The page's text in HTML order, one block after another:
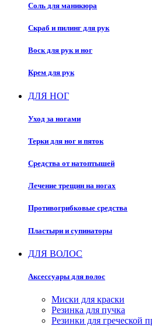
Соль для маникюра
Скраб и пилинг для рук
Воск для рук и ног
Крем для рук
ДЛЯ НОГ
Уход за ногами
Терки для ног и пяток
Средства от натоптышей
Лечение трещин на ногах
Противогрибковые средства
Пластыри и супинаторы
ДЛЯ ВОЛОС
Аксессуары для волос
Миски для краски
Резинка для пучка
Резинки для греческой